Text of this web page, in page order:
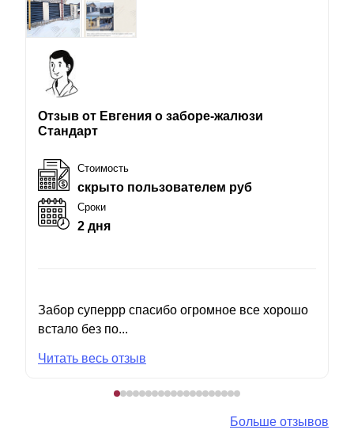
Отзыв от Евгения о заборе-жалюзи
Стандарт
Стоимость
скрыто пользователем руб
Сроки
2 дня
Забор суперрр спасибо огромное все хорошо
встало без по...
Читать весь отзыв
Больше отзывов